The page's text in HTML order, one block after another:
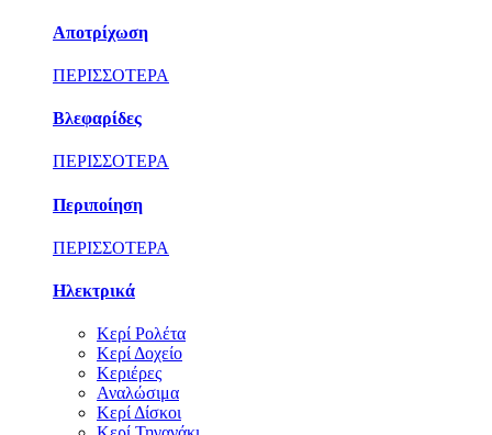
Αποτρίχωση
ΠΕΡΙΣΣΟΤΕΡΑ
Βλεφαρίδες
ΠΕΡΙΣΣΟΤΕΡΑ
Περιποίηση
ΠΕΡΙΣΣΟΤΕΡΑ
Ηλεκτρικά
Κερί Ρολέτα
Κερί Δοχείο
Κεριέρες
Αναλώσιμα
Κερί Δίσκοι